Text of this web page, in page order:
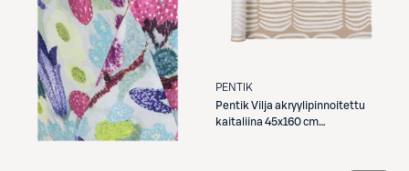
PENTIK
Pentik Vilja akryylipinnoitettu
kaitaliina 45x160 cm